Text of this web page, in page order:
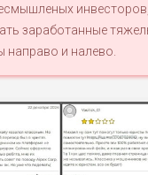
заработанные
направо и налево.